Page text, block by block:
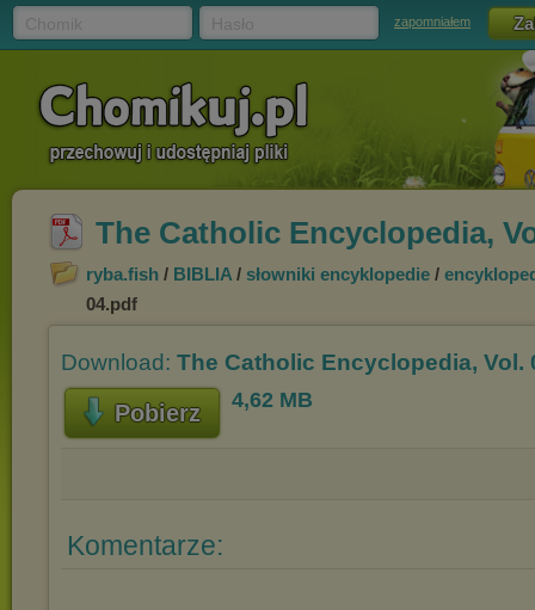
zapomniałem
The Catholic Encyclopedia,
ryba.fish / BIBLIA / słowniki encyklopedie /
04.pdf
Download: The Catholic Encyclopedia, Vol.
Pobierz 4,62 MB
Komentarze: